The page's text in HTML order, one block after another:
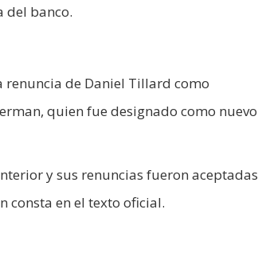
del banco.
renuncia de Daniel Tillard como
quien fue designado como nuevo
y sus renuncias fueron aceptadas
consta en el texto oficial.